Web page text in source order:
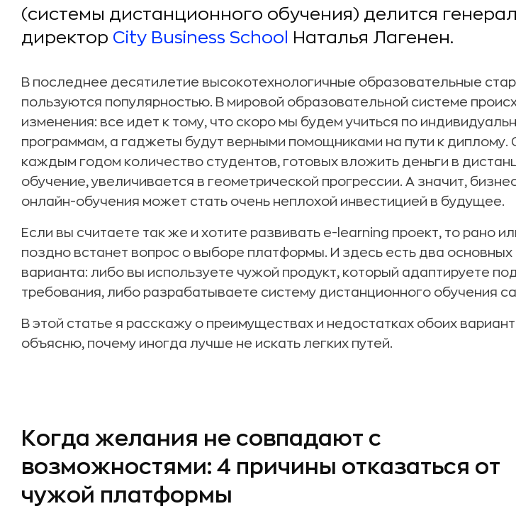
(системы дистанционного обучения) делится
директор City Business School Наталья Лагенен.
В последнее десятилетие высокотехнологичные образовательные
пользуются популярностью. В мировой образовательной системе
изменения: все идет к тому, что скоро мы будем учиться по
программам, а гаджеты будут верными помощниками на пути к диплому.
каждым годом количество студентов, готовых вложить деньги в
обучение, увеличивается в геометрической прогрессии. А значит,
онлайн-обучения может стать очень неплохой инвестицией в будущее.
Если вы считаете так же и хотите развивать e-learning проект, то рано
поздно встанет вопрос о выборе платформы. И здесь есть два основных
варианта: либо вы используете чужой продукт, который адаптируете
требования, либо разрабатываете систему дистанционного обучения
В этой статье я расскажу о преимуществах и недостатках обоих
объясню, почему иногда лучше не искать легких путей.
Когда желания не совпадают с
возможностями: 4 причины отказаться от
чужой платформы